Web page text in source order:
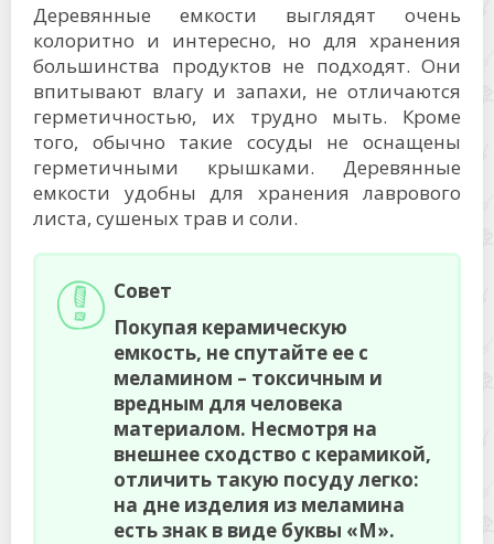
Деревянные емкости выглядят очень
колоритно и интересно, но для хранения
большинства продуктов не подходят. Они
впитывают влагу и запахи, не отличаются
герметичностью, их трудно мыть. Кроме
того, обычно такие сосуды не оснащены
герметичными крышками. Деревянные
емкости удобны для хранения лаврового
листа, сушеных трав и соли.
Совет
Покупая керамическую
емкость, не спутайте ее с
меламином – токсичным и
вредным для человека
материалом. Несмотря на
внешнее сходство с керамикой,
отличить такую посуду легко:
на дне изделия из меламина
есть знак в виде буквы «М».